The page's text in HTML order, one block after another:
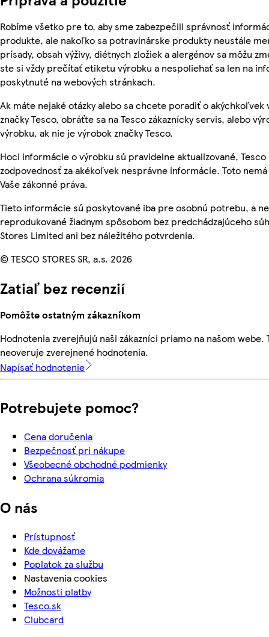
Robíme všetko pre to, aby sme zabezpečili správnosť
produkte, ale nakoľko sa potravinárske produkty neustále
prísady, obsah výživy, diétnych zložiek a alergénov sa môžu
ste si vždy prečítať etiketu výrobku a nespoliehať sa len na
poskytnuté na webových stránkach.
Ak máte nejaké otázky alebo sa chcete poradiť o akýchkoľvek
značky Tesco, obráťte sa na Tesco zákaznícky servis, alebo
výrobku, ak nie je výrobok značky Tesco.
Hoci informácie o výrobku sú pravidelne aktualizované, Tesco
zodpovednosť za akékoľvek nesprávne informácie. Toto
Vaše zákonné práva.
Tieto informácie sú poskytované iba pre osobnú potrebu, a
reprodukované žiadnym spôsobom bez predchádzajúceho
Stores Limited ani bez náležitého potvrdenia.
© TESCO STORES SR, a.s. 2026
Zatiaľ bez recenzií
Pomôžte ostatným zákazníkom
Hodnotenia zverejňujú naši zákazníci priamo na našom webe.
neoveruje zverejnené hodnotenia.
Napísať hodnotenie
Potrebujete pomoc?
Cena doručenia
Bezpečnosť pri nákupe
Všeobecné obchodné podmienky
Ochrana súkromia
O nás
Prístupnosť
Kde dovážame
Poplatok za službu
Nastavenia cookies
Možnosti platby
Tesco.sk
Clubcard